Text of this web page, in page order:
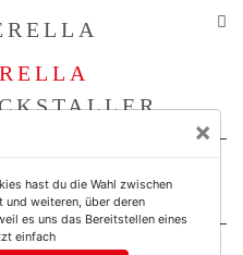
Not Girls.
×
hast du die Wahl zwischen
und weiteren, über deren
es uns das Bereitstellen eines
einfach